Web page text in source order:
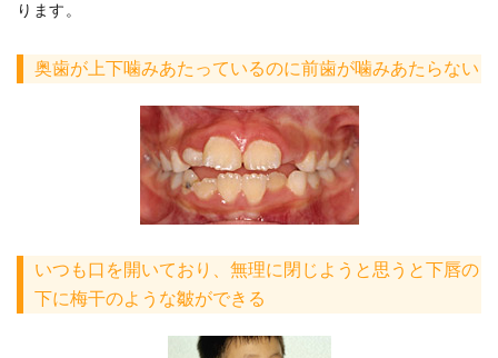
ります。
奥歯が上下噛みあたっているのに前歯が噛みあたらない
いつも口を開いており、無理に閉じようと思うと下唇の
下に梅干のような皺ができる